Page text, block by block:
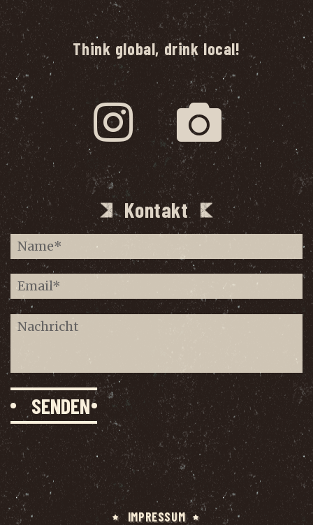
Think global, drink local!
Kontakt
IMPRES­SUM